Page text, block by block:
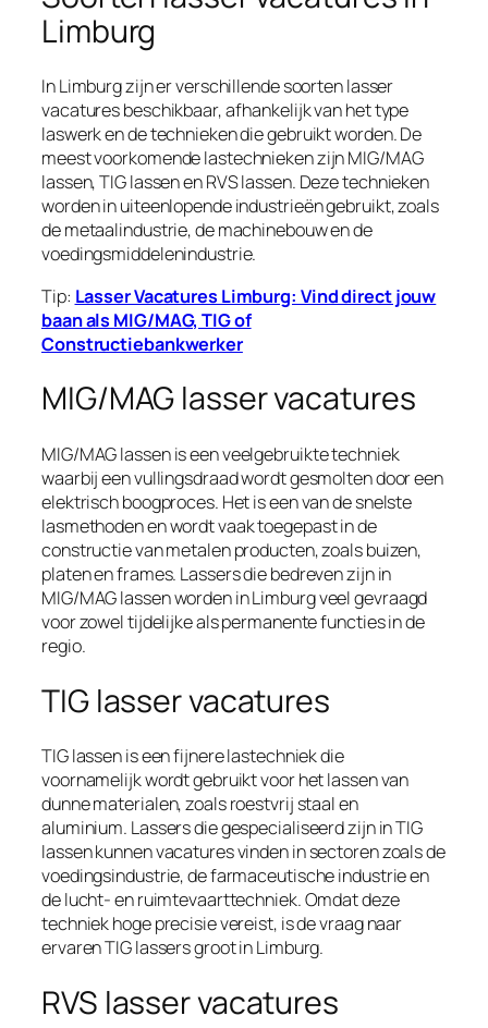
Limburg
In Limburg zijn er verschillende soorten lasser
vacatures beschikbaar, afhankelijk van het type
laswerk en de technieken die gebruikt worden. De
meest voorkomende lastechnieken zijn MIG/MAG
lassen, TIG lassen en RVS lassen. Deze technieken
worden in uiteenlopende industrieën gebruikt, zoals
de metaalindustrie, de machinebouw en de
voedingsmiddelenindustrie.
Tip: Lasser Vacatures Limburg: Vind direct jouw
baan als MIG/MAG, TIG of
Constructiebankwerker
MIG/MAG lasser vacatures
MIG/MAG lassen is een veelgebruikte techniek
waarbij een vullingsdraad wordt gesmolten door een
elektrisch boogproces. Het is een van de snelste
lasmethoden en wordt vaak toegepast in de
constructie van metalen producten, zoals buizen,
platen en frames. Lassers die bedreven zijn in
MIG/MAG lassen worden in Limburg veel gevraagd
voor zowel tijdelijke als permanente functies in de
regio.
TIG lasser vacatures
TIG lassen is een fijnere lastechniek die
voornamelijk wordt gebruikt voor het lassen van
dunne materialen, zoals roestvrij staal en
aluminium. Lassers die gespecialiseerd zijn in TIG
lassen kunnen vacatures vinden in sectoren zoals de
voedingsindustrie, de farmaceutische industrie en
de lucht- en ruimtevaarttechniek. Omdat deze
techniek hoge precisie vereist, is de vraag naar
ervaren TIG lassers groot in Limburg.
RVS lasser vacatures